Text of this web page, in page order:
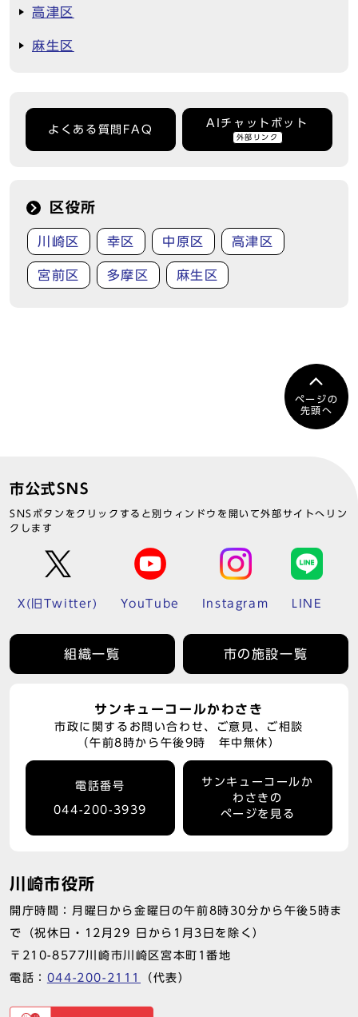
高津区
麻生区
よくある質問FAQ
AIチャットボット
外部リンク
区役所
川崎区 幸区 中原区 高津区
宮前区 多摩区 麻生区
ページの
先頭へ
市公式SNS
SNSボタンをクリックすると別ウィンドウを開いて外部サイトへリン
クします
X(旧Twitter) YouTube Instagram LINE
組織一覧 市の施設一覧
サンキューコールかわさき
市政に関するお問い合わせ、ご意見、ご相談
（午前8時から午後9時 年中無休）
電話番号
044-200-3939
サンキューコールか
わさきの
ページを見る
川崎市役所
開庁時間：月曜日から金曜日の午前8時30分から午後5時ま
で（祝休日・12月29 日から1月3日を除く）
〒210-8577川崎市川崎区宮本町1番地
電話： 044-200-2111 （代表）